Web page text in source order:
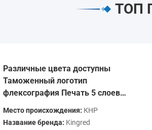
ТОП
Различные цвета доступны
Таможенный логотип
флексография Печать 5 слоев
Место происхождения: КНР
Название бренда: Kingred